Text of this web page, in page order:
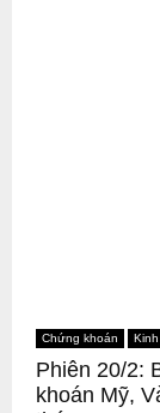
Chứng khoán
Phiên 20/2:
khoán Mỹ,